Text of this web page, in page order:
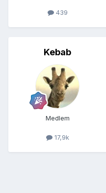
439
Kebab
Medlem
17,9k